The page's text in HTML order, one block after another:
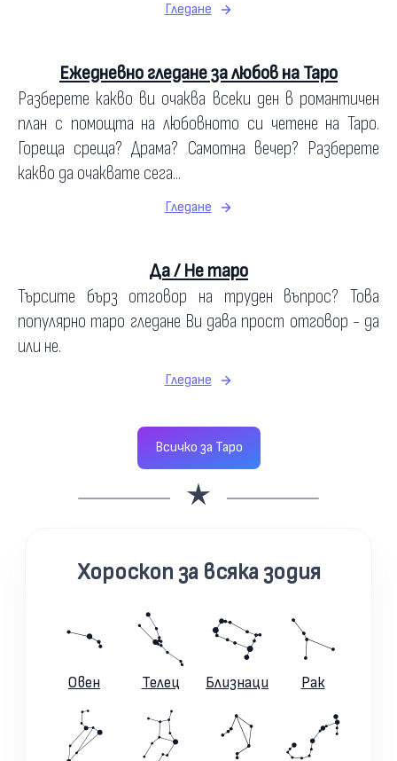
Гледане
Ежедневно гледане за любов на Таро
Разберете какво ви очаква всеки ден в романтичен
план с помощта на любовното си четене на Таро.
Гореща среща? Драма? Самотна вечер? Разберете
какво да очаквате сега...
Гледане
Да / Не таро
Търсите бърз отговор на труден въпрос? Това
популярно таро гледане Ви дава прост отговор - да
или не.
Гледане
Всичко за Таро
Хороскоп за всяка зодия
Овен Телец Близнаци Рак